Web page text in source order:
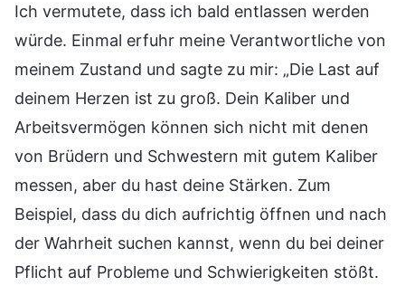
Ich vermutete, dass ich bald entlassen werden
würde. Einmal erfuhr meine Verantwortliche von
meinem Zustand und sagte zu mir: „Die Last auf
deinem Herzen ist zu groß. Dein Kaliber und
Arbeitsvermögen können sich nicht mit denen
von Brüdern und Schwestern mit gutem Kaliber
messen, aber du hast deine Stärken. Zum
Beispiel, dass du dich aufrichtig öffnen und nach
der Wahrheit suchen kannst, wenn du bei deiner
Pflicht auf Probleme und Schwierigkeiten stößt.